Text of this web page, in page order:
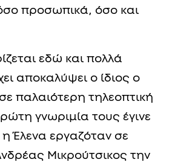
προσωπικά, όσο και
εδώ και πολλά
αποκαλύψει ο ίδιος ο
παλαιότερη τηλεοπτική
γνωριμία τους έγινε
Έλενα εργαζόταν σε
Μικρούτσικος την